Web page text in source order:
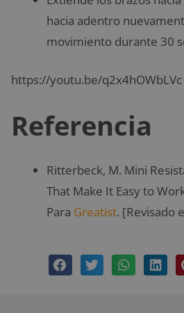
hacia adentro
movimiento durante 30
https://youtu.be/q2x4hOWbLVc
Referencia
Ritterbeck, M. Mini
That Make It Easy to
Para Greatist. [Revisado